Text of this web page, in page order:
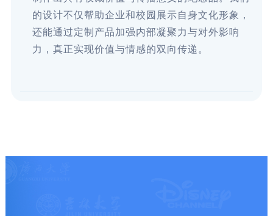
的设计不仅帮助企业和校园展示自身文化形象，
还能通过定制产品加强内部凝聚力与对外影响
力，真正实现价值与情感的双向传递。